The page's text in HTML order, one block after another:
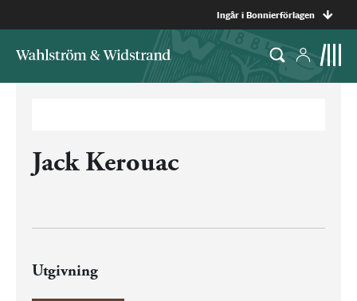
Ingår i Bonnierförlagen
Jack Kerouac
Utgivning